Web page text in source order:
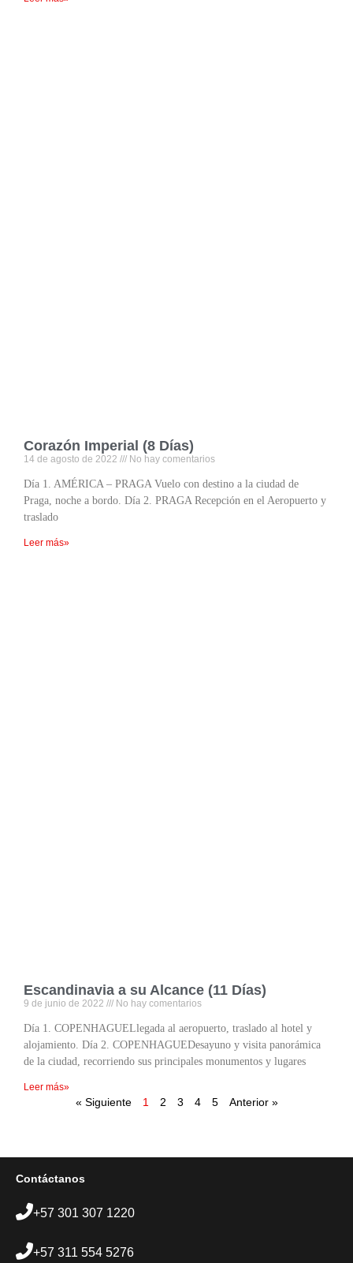
Corazón Imperial (8 Días)
14 de agosto de 2022 No hay comentarios
Día 1. AMÉRICA – PRAGA Vuelo con destino a la ciudad de
Praga, noche a bordo. Día 2. PRAGA Recepción en el Aeropuerto y
traslado
Leer más»
Escandinavia a su Alcance (11 Días)
9 de junio de 2022 No hay comentarios
Día 1. COPENHAGUELlegada al aeropuerto, traslado al hotel y
alojamiento. Día 2. COPENHAGUEDesayuno y visita panorámica
de la ciudad, recorriendo sus principales monumentos y lugares
Leer más»
« Siguiente 1 2 3 4 5 Anterior »
Contáctanos
+57 301 307 1220
+57 311 554 5276